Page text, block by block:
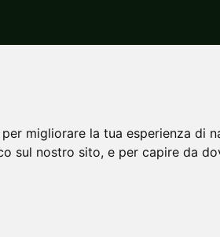
migliorare la tua esperienza di
sul nostro sito, e per capire da